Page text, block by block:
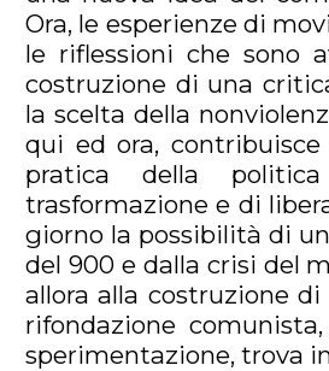
Ora, le esperienze di
le riflessioni che sono
costruzione di una
la scelta della
qui ed ora,
pratica della
trasformazione e di
giorno la possibilità di
del 900 e dalla crisi del
allora alla costruzione
rifondazione
sperimentazione, trova